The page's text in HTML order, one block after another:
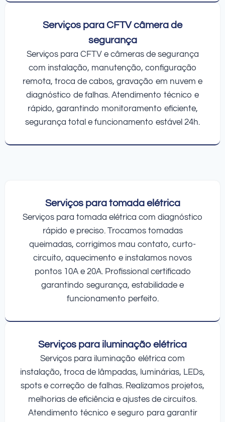
Serviços para CFTV câmera de
segurança
Serviços para CFTV e câmeras de segurança
com instalação, manutenção, configuração
remota, troca de cabos, gravação em nuvem e
diagnóstico de falhas. Atendimento técnico e
rápido, garantindo monitoramento eficiente,
segurança total e funcionamento estável 24h.
Serviços para tomada elétrica
Serviços para tomada elétrica com diagnóstico
rápido e preciso. Trocamos tomadas
queimadas, corrigimos mau contato, curto-
circuito, aquecimento e instalamos novos
pontos 10A e 20A. Profissional certificado
garantindo segurança, estabilidade e
funcionamento perfeito.
Serviços para iluminação elétrica
Serviços para iluminação elétrica com
instalação, troca de lâmpadas, luminárias, LEDs,
spots e correção de falhas. Realizamos projetos,
melhorias de eficiência e ajustes de circuitos.
Atendimento técnico e seguro para garantir